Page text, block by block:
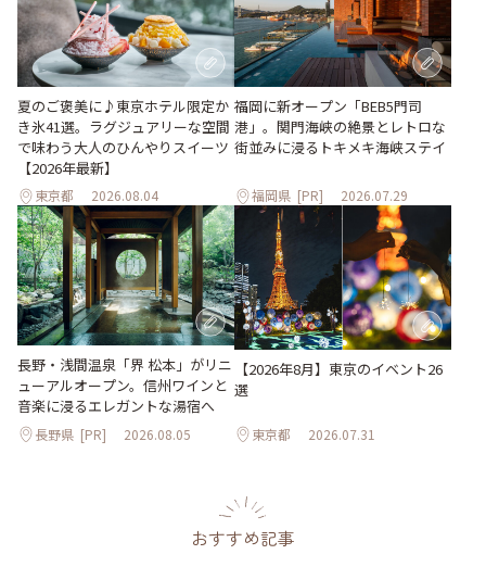
夏のご褒美に♪東京ホテル限定か
き氷41選。ラグジュアリーな空間
で味わう大人のひんやりスイーツ
【2026年最新】
東京都 2026.08.04
福岡に新オープン「BEB5門司
港」。関門海峡の絶景とレトロな
街並みに浸るトキメキ海峡ステイ
福岡県 [PR] 2026.07.29
長野・浅間温泉「界 松本」がリニ
ューアルオープン。信州ワインと
音楽に浸るエレガントな湯宿へ
長野県 [PR] 2026.08.05
【2026年8月】東京のイベント26
選
東京都 2026.07.31
おすすめ記事